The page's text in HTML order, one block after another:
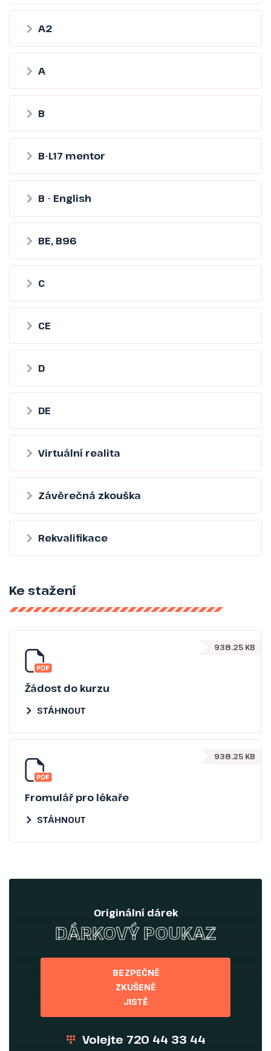
A2
A
B
B-L17 mentor
B - English
BE, B96
C
CE
D
DE
Virtuální realita
Závěrečná zkouška
Rekvalifikace
Ke stažení
938.25 KB
Žádost do kurzu
STÁHNOUT
938.25 KB
Fromulář pro lékaře
STÁHNOUT
Originální dárek
DÁRKOVÝ POUKAZ
BEZPEČNĚ
ZKUŠENĚ
JISTĚ
Volejte 720 44 33 44